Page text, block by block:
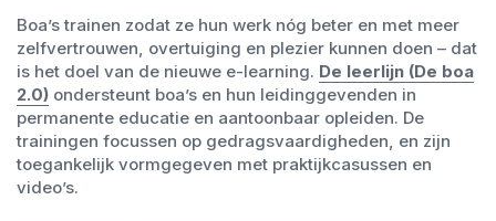
Boa’s trainen zodat ze hun werk nóg beter en met meer
zelfvertrouwen, overtuiging en plezier kunnen doen – dat
is het doel van de nieuwe e-learning. De leerlijn (De boa
2.0) ondersteunt boa’s en hun leidinggevenden in
permanente educatie en aantoonbaar opleiden. De
trainingen focussen op gedragsvaardigheden, en zijn
toegankelijk vormgegeven met praktijkcasussen en
video’s.